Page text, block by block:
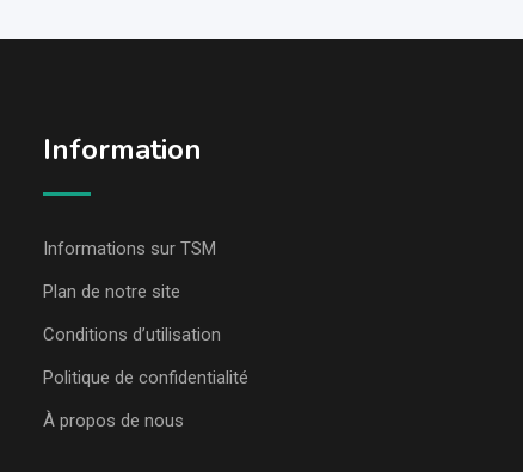
Information
Informations sur TSM
Plan de notre site
Conditions d’utilisation
Politique de confidentialité
À propos de nous